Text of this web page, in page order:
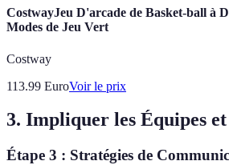
CostwayJeu D'arcade de Basket-ball à
Modes de Jeu Vert
Costway
113.99 EuroVoir le prix
3. Impliquer les Équipes
Étape 3 : Stratégies de